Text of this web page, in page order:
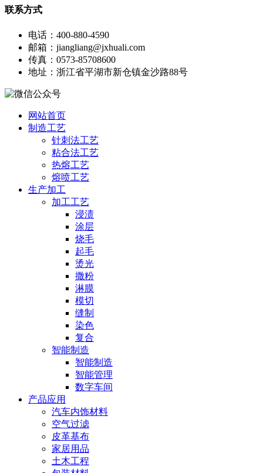
联系方式
电话：400-880-4590
邮箱：jiangliang@jxhuali.com
传真：0573-85708600
地址：浙江省平湖市新仓镇金沙路88号
网站首页
制造工艺
针刺法工艺
粘合法工艺
热熔工艺
熔喷工艺
生产加工
加工工艺
浸渍
涂层
烧毛
起毛
烫光
撒粉
淋膜
模切
缝制
染色
复合
智能制造
智能制造
智能管理
数字车间
产品应用
汽车内饰材料
空气过滤
皮革基布
家居用品
土木工程